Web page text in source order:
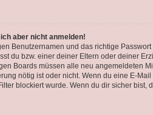
aber nicht anmelden!
Benutzernamen und das richtige
du bzw. einer deiner Eltern oder deiner
Boards müssen alle neu angemeldeten
nötig ist oder nicht. Wenn du eine E-
blockiert wurde. Wenn du dir sicher